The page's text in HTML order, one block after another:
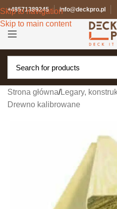
Skip to navigation
Skip to main content
+48571389245 info@deckpro.pl
Strona główna/Legary,
Drewno kalibrowane